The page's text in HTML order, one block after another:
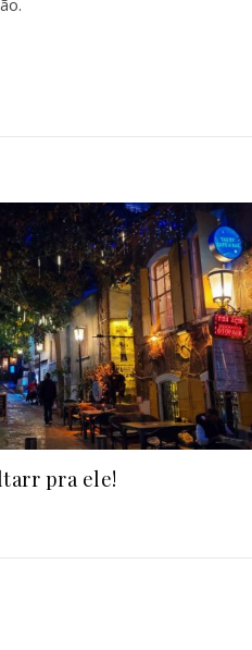
pra ele!